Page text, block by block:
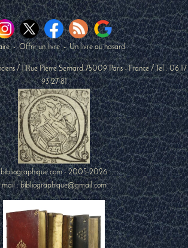
-Offrir un livre-Un livre au hasard
/1 Rue Pierre Semard 75009 Paris-France / Tel :06 17
93 27 81
bibliographique.com - 2005-2026
mail : bibliographique@gmail.com